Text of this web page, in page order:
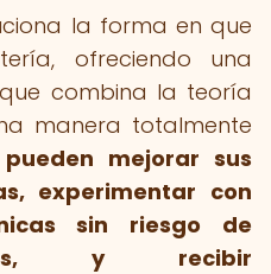
la forma en que
ofreciendo una
combina la teoría
manera totalmente
mejorar sus
experimentar con
sin riesgo de
y recibir